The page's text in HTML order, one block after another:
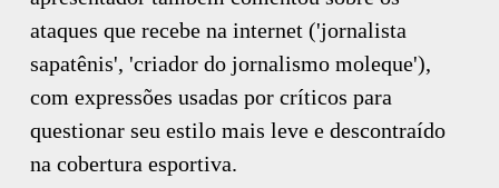
ataques que recebe na internet ('jornalista
sapatênis', 'criador do jornalismo moleque'),
com expressões usadas por críticos para
questionar seu estilo mais leve e descontraído
na cobertura esportiva.